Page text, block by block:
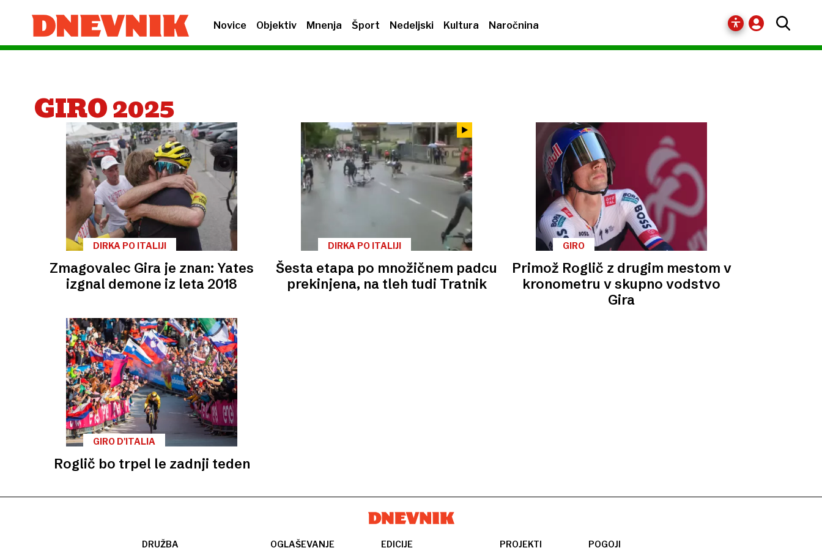
Novice Objektiv Mnenja Šport Nedeljski Kultura Naročnina
GIRO 2025
DIRKA PO ITALIJI
Zmagovalec Gira je znan: Yates
izgnal demone iz leta 2018
DIRKA PO ITALIJI
Šesta etapa po množičnem padcu
prekinjena, na tleh tudi Tratnik
GIRO
Primož Roglič z drugim mestom v
kronometru v skupno vodstvo
Gira
GIRO D'ITALIA
Roglič bo trpel le zadnji teden
DRUŽBA OGLAŠEVANJE EDICIJE PROJEKTI POGOJI